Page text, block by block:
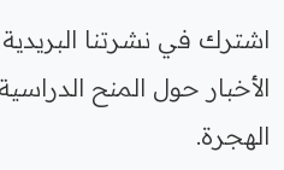
اشترك في نشرتنا
الأخبار حول المنح
الهجرة.